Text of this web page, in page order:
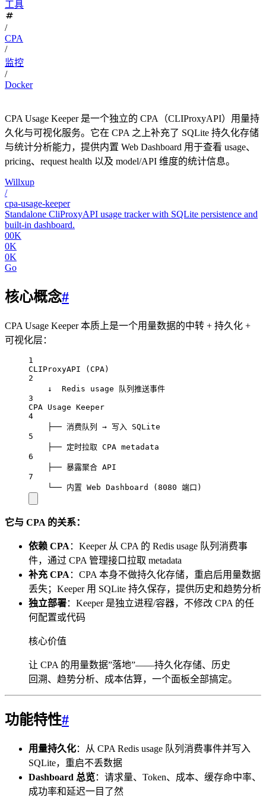
工具
/
CPA
/
监控
/
Docker
CPA Usage Keeper 是一个独立的 CPA（CLIProxyAPI）用量持
久化与可视化服务。它在 CPA 之上补充了 SQLite 持久化存储
与统计分析能力，提供内置 Web Dashboard 用于查看 usage、
pricing、request health 以及 model/API 维度的统计信息。
Willxup
/
cpa-usage-keeper
Standalone CliProxyAPI usage tracker with SQLite persistence and
built-in dashboard.
00K
0K
0K
Go
核心概念#
CPA Usage Keeper 本质上是一个用量数据的中转 + 持久化 +
可视化层：
1
CLIProxyAPI (CPA)
2
↓  Redis usage 队列推送事件
3
CPA Usage Keeper
4
├── 消费队列 → 写入 SQLite
5
├── 定时拉取 CPA metadata
6
├── 暴露聚合 API
7
└── 内置 Web Dashboard (8080 端口)
它与 CPA 的关系：
依赖 CPA ：Keeper 从 CPA 的 Redis usage 队列消费事
件，通过 CPA 管理接口拉取 metadata
补充 CPA ：CPA 本身不做持久化存储，重启后用量数据
丢失；Keeper 用 SQLite 持久保存，提供历史和趋势分析
独立部署：Keeper 是独立进程/容器，不修改 CPA 的任
何配置或代码
核心价值
让 CPA 的用量数据”落地”——持久化存储、历史
回溯、趋势分析、成本估算，一个面板全部搞定。
功能特性#
用量持久化：从 CPA Redis usage 队列消费事件并写入
SQLite，重启不丢数据
Dashboard 总览：请求量、Token、成本、缓存命中率、
成功率和延迟一目了然